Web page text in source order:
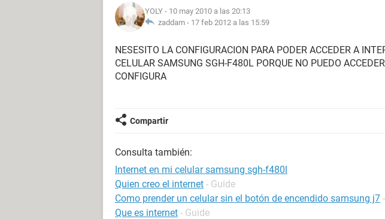
YOLY - 10 may 2010 a las 20:13
zaddam - 17 feb 2012 a las 15:59
NESESITO LA CONFIGURACION PARA PODER ACCEDER A
CELULAR SAMSUNG SGH-F480L PORQUE NO PUEDO
CONFIGURA
Compartir
Consulta también:
Internet en mi celular samsung sgh-f480l
Quien creo el internet - Guide
Como prender un celular sin el botón de encendido samsung j7
Que es internet - Guide